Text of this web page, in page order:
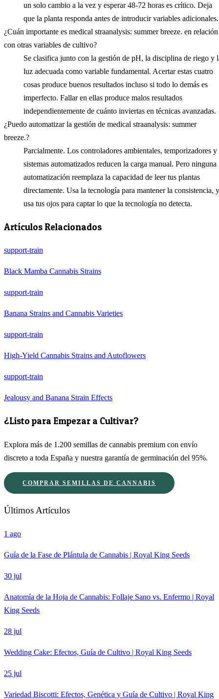
un solo cambio a la vez y esperar 48-72 horas es crítico. Deja
que la planta responda antes de introducir variables adicionales.
¿Cuán importante es medical straanalysis: summer breeze. en relación
con otras variables de cultivo?
Se clasifica junto con la gestión de pH, la disciplina de riego y
luz adecuada como variable fundamental. Acertar estas cuatro
cosas produce buenos resultados incluso si todo lo demás es
imperfecto. Fallar en ellas produce malos resultados
independientemente de cuánto inviertas en técnicas avanzadas.
¿Puedo automatizar la gestión de medical straanalysis: summer
breeze.?
Parcialmente. Los controladores ambientales, temporizadores y
sistemas automatizados reducen la carga manual. Pero ninguna
automatización reemplaza la capacidad de leer tus plantas
directamente. Usa la tecnología para mantener la consistencia, y
usa tus ojos para captar lo que la tecnología no detecta.
Artículos Relacionados
support-train
Black Mamba Cannabis Strains
support-train
Banana Strains and Cannabis Varieties
support-train
High-Yield Cannabis Strains and Autoflowers
support-train
Jealousy and Banana Strain Effects
¿Listo para Empezar a Cultivar?
Explora más de 1.200 semillas de cannabis premium con envío
discreto a toda España y nuestra garantía de germinación del 95%.
COMPRAR SEMILLAS DE CANNABIS
Últimos Artículos
1 ago
Guía de la Fase de Plántula de Cannabis | Royal King Seeds
30 jul
Anatomía de la Hoja de Cannabis: Follaje Sano vs. Enfermo | Royal
King Seeds
28 jul
Wedding Cake: Efectos, Guía de Cultivo | Royal King Seeds
25 jul
Variedad Biscotti: Efectos, Genética y Guía de Cultivo | Royal King